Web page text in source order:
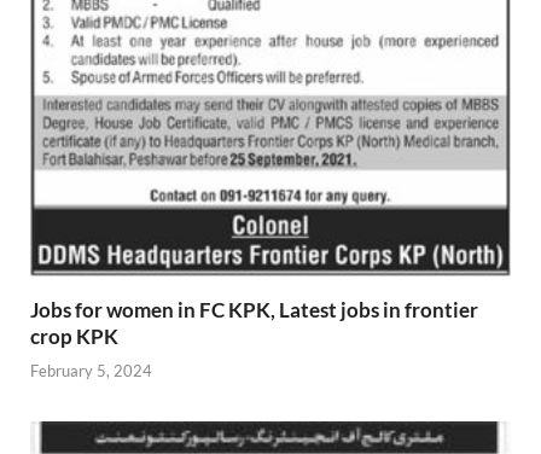
Jobs for women in FC KPK, Latest jobs in frontier
crop KPK
February 5, 2024